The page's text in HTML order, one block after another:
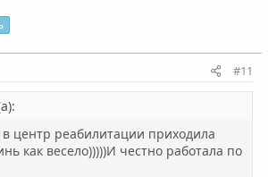
#11
центр реабилитации приходила
как весело)))))И честно работала по